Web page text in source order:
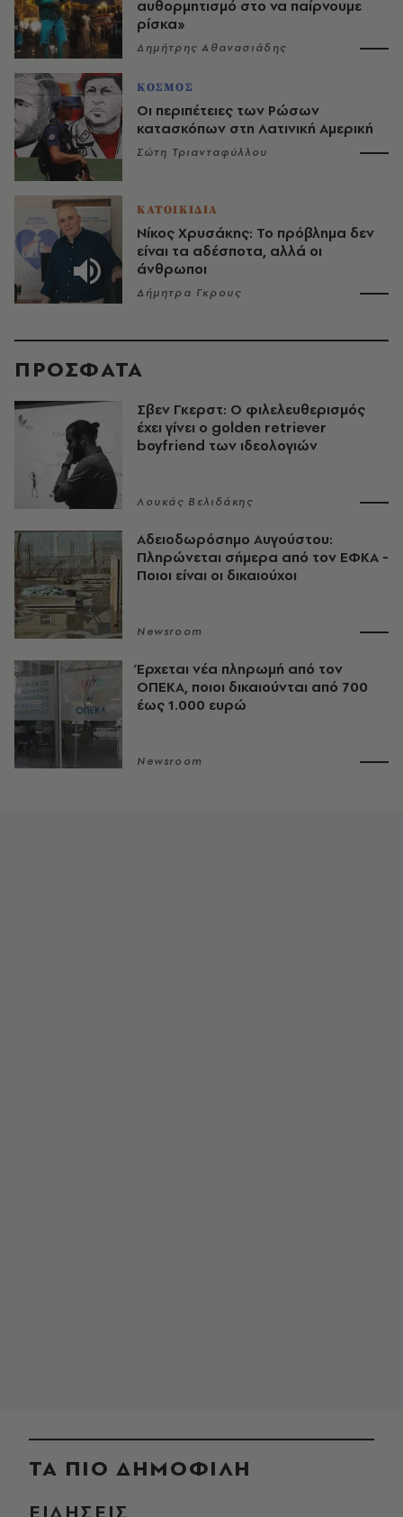
αυθορμητισμό στο να παίρνουμε
ρίσκα»
Δημήτρης Αθανασιάδης
ΚΟΣΜΟΣ
Οι περιπέτειες των Ρώσων
κατασκόπων στη Λατινική Αμερική
Σώτη Τριανταφύλλου
ΚΑΤΟΙΚΙΔΙΑ
Νίκος Χρυσάκης: Το πρόβλημα δεν
είναι τα αδέσποτα, αλλά οι
άνθρωποι
Δήμητρα Γκρους
ΠΡΟΣΦΑΤΑ
Σβεν Γκερστ: Ο φιλελευθερισμός
έχει γίνει ο golden retriever
boyfriend των ιδεολογιών
Λουκάς Βελιδάκης
Αδειοδωρόσημο Αυγούστου:
Πληρώνεται σήμερα από τον ΕΦΚΑ -
Ποιοι είναι οι δικαιούχοι
Newsroom
Έρχεται νέα πληρωμή από τον
ΟΠΕΚΑ, ποιοι δικαιούνται από 700
έως 1.000 ευρώ
Newsroom
ΤΑ ΠΙΟ ΔΗΜΟΦΙΛΗ